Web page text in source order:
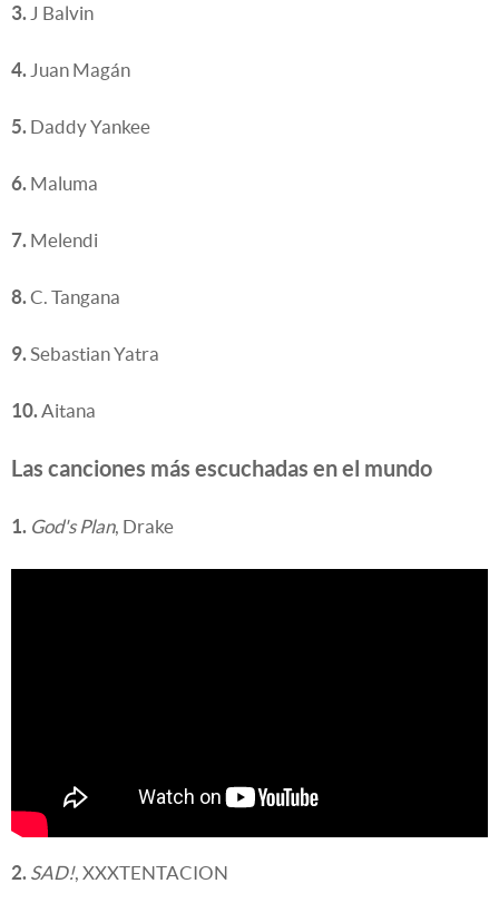
3. J Balvin
4. Juan Magán
5. Daddy Yankee
6. Maluma
7. Melendi
8. C. Tangana
9. Sebastian Yatra
10. Aitana
Las canciones más escuchadas en el mundo
1. God's Plan, Drake
2. SAD!, XXXTENTACION